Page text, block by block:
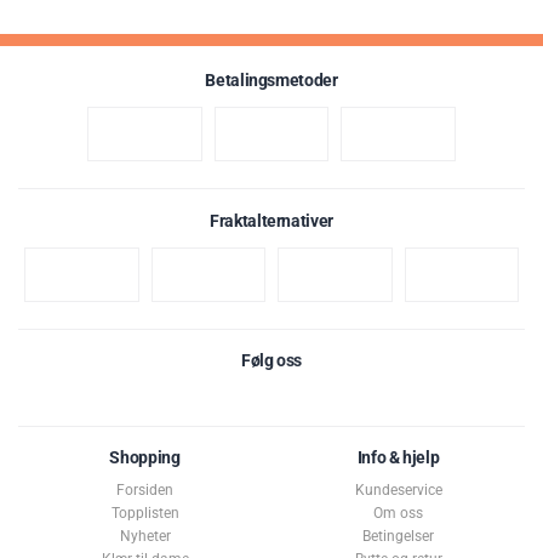
Betalingsmetoder
Fraktalternativer
Følg oss
Shopping
Forsiden
Topplisten
Nyheter
Info & hjelp
Kundeservice
Om oss
Betingelser